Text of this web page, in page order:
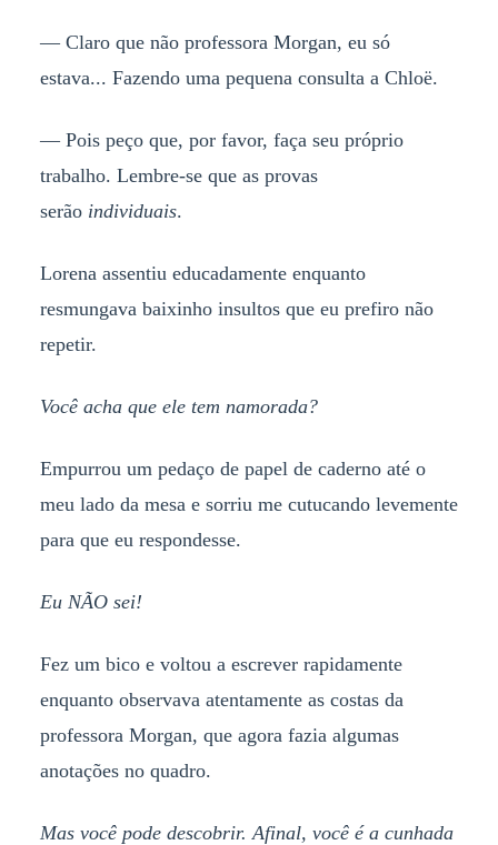
— Claro que não professora Morgan, eu só
estava... Fazendo uma pequena consulta a Chloë.
— Pois peço que, por favor, faça seu próprio
trabalho. Lembre-se que as provas
serão individuais.
Lorena assentiu educadamente enquanto
resmungava baixinho insultos que eu prefiro não
repetir.
Você acha que ele tem namorada?
Empurrou um pedaço de papel de caderno até o
meu lado da mesa e sorriu me cutucando levemente
para que eu respondesse.
Eu NÃO sei!
Fez um bico e voltou a escrever rapidamente
enquanto observava atentamente as costas da
professora Morgan, que agora fazia algumas
anotações no quadro.
Mas você pode descobrir. Afinal, você é a cunhada